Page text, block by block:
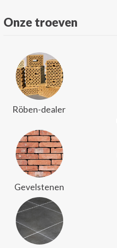
Onze troeven
Röben-dealer
Gevelstenen